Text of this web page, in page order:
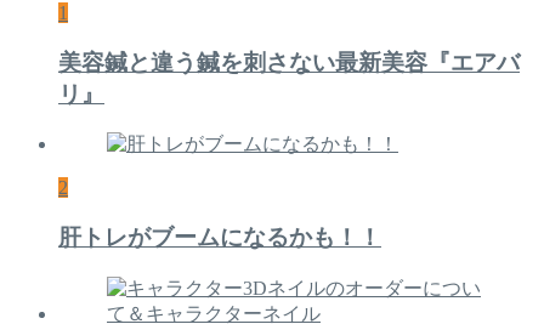
1
美容鍼と違う鍼を刺さない最新美容『エアバ
リ』
2
肝トレがブームになるかも！！